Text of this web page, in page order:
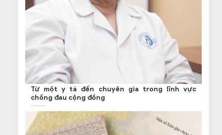
Từ một y tá đến chuyên gia trong lĩnh vực
chống đau cộng đồng